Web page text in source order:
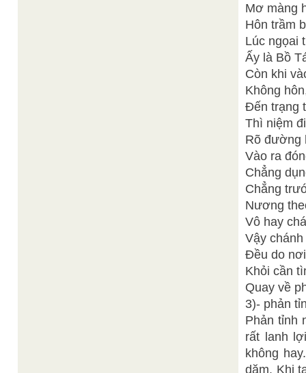
Mơ màng
Hôn trầm
Lúc ngọai
Ấy là Bồ
Còn khi
Không
Đến trạng
Thì niệm
Rõ đường
Vào ra
Chẳng
Chẳng
Nương
Vô hay
Vậy
Đều do
Khỏi cần
Quay về
3)- phản
Phản tỉnh
rất lanh
không
dặm. Khi